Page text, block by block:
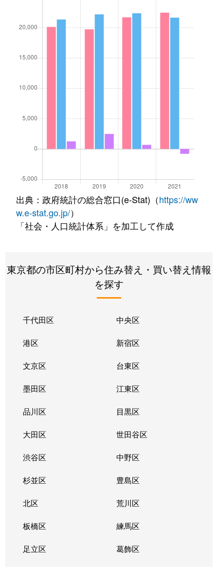
出典：政府統計の総合窓口(e-Stat)（https://ww
w.e-stat.go.jp/）
「社会・人口統計体系」を加工して作成
東京都の市区町村から住み替え・買い替え情報
を探す
千代田区 中央区
港区 新宿区
文京区 台東区
墨田区 江東区
品川区 目黒区
大田区 世田谷区
渋谷区 中野区
杉並区 豊島区
北区 荒川区
板橋区 練馬区
足立区 葛飾区